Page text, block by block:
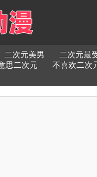
二次元美男 二次元最
思二次元 不喜欢二次